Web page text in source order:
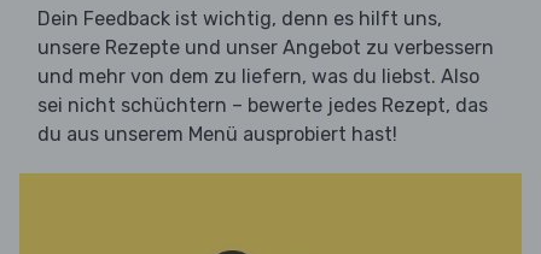
Dein Feedback ist wichtig, denn es hilft uns,
unsere Rezepte und unser Angebot zu verbessern
und mehr von dem zu liefern, was du liebst. Also
sei nicht schüchtern – bewerte jedes Rezept, das
du aus unserem Menü ausprobiert hast!